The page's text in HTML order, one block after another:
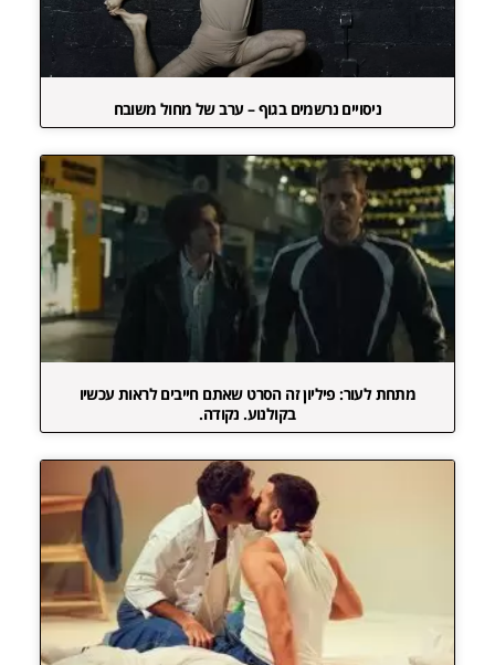
ניסויים נרשמים בגוף – ערב של מחול משובח
מתחת לעור: פיליון זה הסרט שאתם חייבים לראות עכשיו
בקולנוע. נקודה.